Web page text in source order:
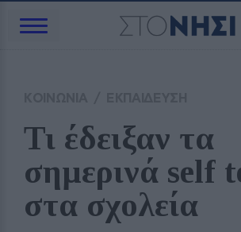
Τι έδειξαν τα
σημερινά self
στα σχολεία